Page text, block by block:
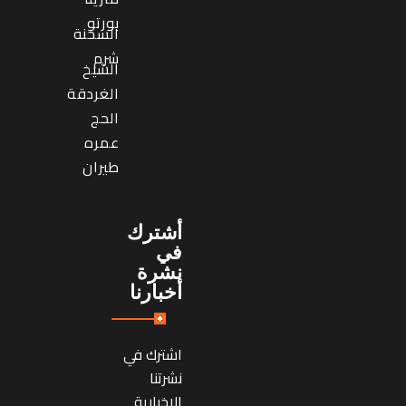
بورتو
السخنة
شرم
الشيخ
الغردقة
الحج
عمره
طيران
أشترك
في
نشرة
أخبارنا
اشترك في
نشرتنا